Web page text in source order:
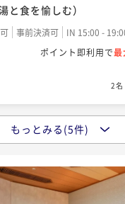
と食を愉しむ）
事前決済可
IN 15:00 -
ポイント即利用で
2名
の旅行なら新鮮な刺身を
事前決済可
IN 15:00 -
ポイント即利用で
もっとみる(5件)